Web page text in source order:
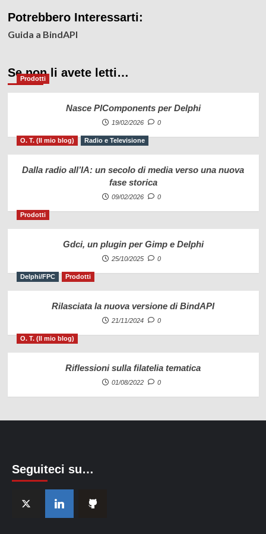
Potrebbero Interessarti:
Guida a BindAPI
Se non li avete letti…
Prodotti
Nasce PlComponents per Delphi
19/02/2026 0
O. T. (Il mio blog) Radio e Televisione
Dalla radio all’IA: un secolo di media verso una nuova
fase storica
09/02/2026 0
Prodotti
Gdci, un plugin per Gimp e Delphi
25/10/2025 0
Delphi/FPC Prodotti
Rilasciata la nuova versione di BindAPI
21/11/2024 0
O. T. (Il mio blog)
Riflessioni sulla filatelia tematica
01/08/2022 0
Seguiteci su…